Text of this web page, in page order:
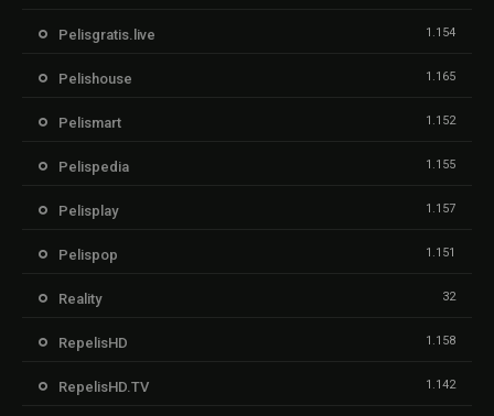
Pelisgratis.live 1.154
Pelishouse 1.165
Pelismart 1.152
Pelispedia 1.155
Pelisplay 1.157
Pelispop 1.151
Reality 32
RepelisHD 1.158
RepelisHD.TV 1.142